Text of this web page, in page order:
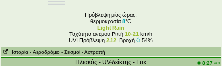
Πρόβλεψη μίας ώρας:
θερμοκρασία8°C
Light Rain
Ταχύτητα ανέμου-Ριπή 10-21 km/h
UVI Πρόβλεψη2.12 Βροχή 54%
Ιστορία - Aεροδρόμιο - Σεισμοί - Αστραπή
Ηλιακός - UV-δείκτης - Lux 8:27 am